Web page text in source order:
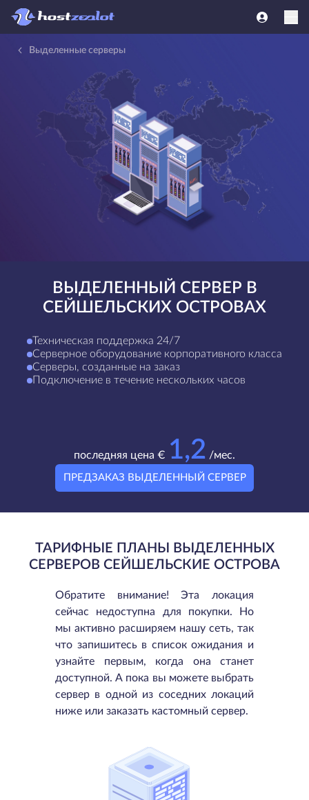
Выделенные серверы
ВЫДЕЛЕННЫЙ СЕРВЕР В
СЕЙШЕЛЬСКИХ ОСТРОВАХ
Техническая поддержка 24/7
Серверное оборудование корпоративного класса
Серверы, созданные на заказ
Подключение в течение нескольких часов
последняя цена € 1,2 /мес.
ПРЕДЗАКАЗ ВЫДЕЛЕННЫЙ СЕРВЕР
ТАРИФНЫЕ ПЛАНЫ ВЫДЕЛЕННЫХ
СЕРВЕРОВ СЕЙШЕЛЬСКИЕ ОСТРОВА
Обратите внимание! Эта локация
сейчас недоступна для покупки. Но
мы активно расширяем нашу сеть, так
что запишитесь в список ожидания и
узнайте первым, когда она станет
доступной. А пока вы можете выбрать
сервер в одной из соседних локаций
ниже или заказать кастомный сервер.